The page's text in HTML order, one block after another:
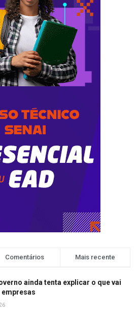
Comentários Mais recente
ainda tenta explicar o que vai